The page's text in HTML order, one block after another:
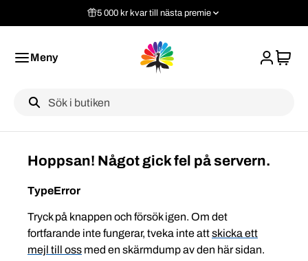
5 000 kr kvar till nästa premie
Meny
Label
Hoppsan! Något gick fel på servern.
TypeError
Tryck på knappen och försök igen. Om det
fortfarande inte fungerar, tveka inte attskicka ett
mejl till oss med en skärmdump av den här sidan.